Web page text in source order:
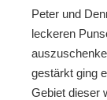
Peter und
leckeren
gestärkt ging
Gebiet dieser